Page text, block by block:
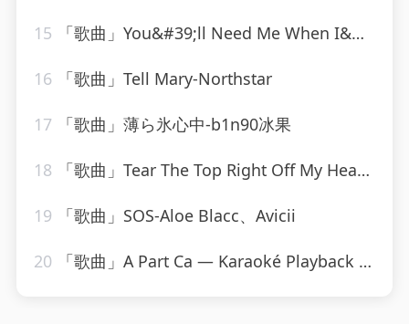
15 「歌曲」You&#39;ll Need Me When I&#39;m Long Gone-ethel waters
16 「歌曲」Tell Mary-Northstar
17 「歌曲」薄ら氷心中-b1n90冰果
18 「歌曲」Tear The Top Right Off My Head-The Monkees
19 「歌曲」SOS-Aloe Blacc、Avicii
20 「歌曲」A Part Ca — Karaoké Playback Instrumental — Rendu Célèbre Par Jacques Dutronc-Karaoke